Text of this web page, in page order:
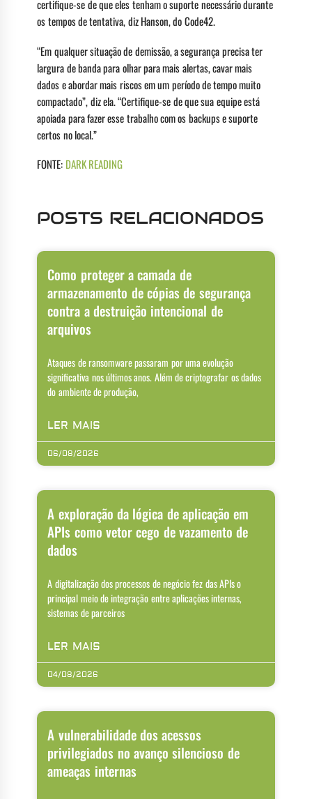
certifique-se de que eles tenham o suporte necessário durante
os tempos de tentativa, diz Hanson, do Code42.
“Em qualquer situação de demissão, a segurança precisa ter
largura de banda para olhar para mais alertas, cavar mais
dados e abordar mais riscos em um período de tempo muito
compactado”, diz ela. “Certifique-se de que sua equipe está
apoiada para fazer esse trabalho com os backups e suporte
certos no local.”
FONTE: DARK READING
POSTS RELACIONADOS
Como proteger a camada de
armazenamento de cópias de segurança
contra a destruição intencional de
arquivos
Ataques de ransomware passaram por uma evolução
significativa nos últimos anos. Além de criptografar os dados
do ambiente de produção,
LER MAIS
06/08/2026
A exploração da lógica de aplicação em
APIs como vetor cego de vazamento de
dados
A digitalização dos processos de negócio fez das APIs o
principal meio de integração entre aplicações internas,
sistemas de parceiros
LER MAIS
04/08/2026
A vulnerabilidade dos acessos
privilegiados no avanço silencioso de
ameaças internas